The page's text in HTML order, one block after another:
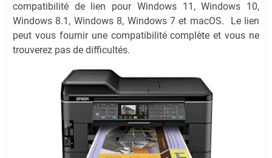
compatibilité de lien pour Windows 11, Windows 10,
Windows 8.1, Windows 8, Windows 7 et macOS. Le lien
peut vous fournir une compatibilité complète et vous ne
trouverez pas de difficultés.